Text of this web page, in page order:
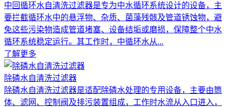
中回循环水自清洗过滤器是专为中水循环系统设计的设备，主
要拦截循环水中的悬浮物、杂质、菌藻残骸及管道锈蚀物，避
免这些污染物造成管道堵塞、设备结垢或磨损，保障整个中水
循环系统稳定运行。其工作时，中循环水从...
了解更多
除磷水自清洗过滤器
除磷水自清洗过滤器是适配除磷水处理的专用设备，主要由筒
体、滤网、控制阀及排污装置组成，工作时水流从入口进入，